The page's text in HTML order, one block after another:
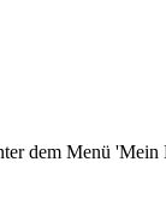
dem Menü